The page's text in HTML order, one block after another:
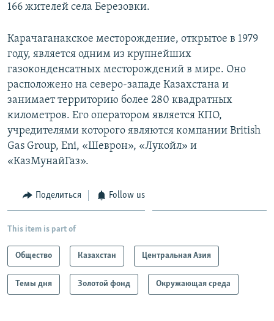
166 жителей села Березовки.
Карачаганакское месторождение, открытое в 1979
году, является одним из крупнейших
газоконденсатных месторождений в мире. Оно
расположено на северо-западе Казахстана и
занимает территорию более 280 квадратных
километров. Его оператором является КПО,
учредителями которого являются компании British
Gas Group, Eni, «Шеврон», «Лукойл» и
«КазМунайГаз».
Поделиться Follow us
This item is part of
Общество Казахстан Центральная Азия
Темы дня Золотой фонд Окружающая среда